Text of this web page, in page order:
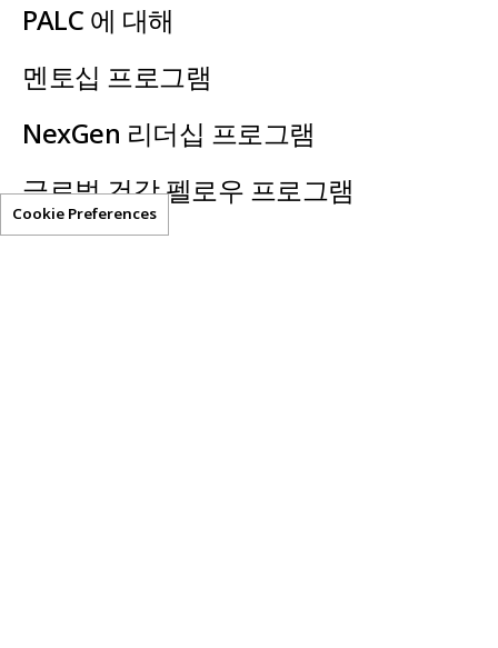
PALC 에 대해
멘토십 프로그램
NexGen 리더십 프로그램
글로벌 건강 펠로우 프로그램
Clear-AI
Cookie Preferences